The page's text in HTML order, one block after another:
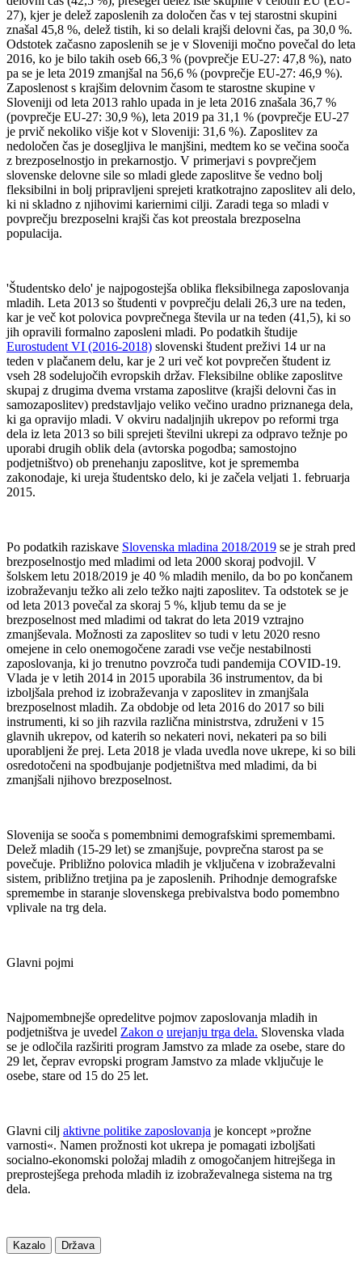
27), kjer je delež zaposlenih za določen čas v tej starostni skupini
znašal 45,8 %, delež tistih, ki so delali krajši delovni čas, pa 30,0 %.
Odstotek začasno zaposlenih se je v Sloveniji močno povečal do leta
2016, ko je bilo takih oseb 66,3 % (povprečje EU-27: 47,8 %), nato
pa se je leta 2019 zmanjšal na 56,6 % (povprečje EU-27: 46,9 %).
Zaposlenost s krajšim delovnim časom te starostne skupine v
Sloveniji od leta 2013 rahlo upada in je leta 2016 znašala 36,7 %
(povprečje EU-27: 30,9 %), leta 2019 pa 31,1 % (povprečje EU-27
je prvič nekoliko višje kot v Sloveniji: 31,6 %). Zaposlitev za
nedoločen čas je dosegljiva le manjšini, medtem ko se večina sooča
z brezposelnostjo in prekarnostjo. V primerjavi s povprečjem
slovenske delovne sile so mladi glede zaposlitve še vedno bolj
fleksibilni in bolj pripravljeni sprejeti kratkotrajno zaposlitev ali delo,
ki ni skladno z njihovimi kariernimi cilji. Zaradi tega so mladi v
povprečju brezposelni krajši čas kot preostala brezposelna
populacija.
'Študentsko delo' je najpogostejša oblika fleksibilnega zaposlovanja
mladih. Leta 2013 so študenti v povprečju delali 26,3 ure na teden,
kar je več kot polovica povprečnega števila ur na teden (41,5), ki so
jih opravili formalno zaposleni mladi. Po podatkih študije
Eurostudent VI (2016-2018) slovenski študent preživi 14 ur na
teden v plačanem delu, kar je 2 uri več kot povprečen študent iz
vseh 28 sodelujočih evropskih držav. Fleksibilne oblike zaposlitve
skupaj z drugima dvema vrstama zaposlitve (krajši delovni čas in
samozaposlitev) predstavljajo veliko večino uradno priznanega dela,
ki ga opravijo mladi. V okviru nadaljnjih ukrepov po reformi trga
dela iz leta 2013 so bili sprejeti številni ukrepi za odpravo težnje po
uporabi drugih oblik dela (avtorska pogodba; samostojno
podjetništvo) ob prenehanju zaposlitve, kot je sprememba
zakonodaje, ki ureja študentsko delo, ki je začela veljati 1. februarja
2015.
Po podatkih raziskave Slovenska mladina 2018/2019 se je strah pred
brezposelnostjo med mladimi od leta 2000 skoraj podvojil. V
šolskem letu 2018/2019 je 40 % mladih menilo, da bo po končanem
izobraževanju težko ali zelo težko najti zaposlitev. Ta odstotek se je
od leta 2013 povečal za skoraj 5 %, kljub temu da se je
brezposelnost med mladimi od takrat do leta 2019 vztrajno
zmanjševala. Možnosti za zaposlitev so tudi v letu 2020 resno
omejene in celo onemogočene zaradi vse večje nestabilnosti
zaposlovanja, ki jo trenutno povzroča tudi pandemija COVID-19.
Vlada je v letih 2014 in 2015 uporabila 36 instrumentov, da bi
izboljšala prehod iz izobraževanja v zaposlitev in zmanjšala
brezposelnost mladih. Za obdobje od leta 2016 do 2017 so bili
instrumenti, ki so jih razvila različna ministrstva, združeni v 15
glavnih ukrepov, od katerih so nekateri novi, nekateri pa so bili
uporabljeni že prej. Leta 2018 je vlada uvedla nove ukrepe, ki so bili
osredotočeni na spodbujanje podjetništva med mladimi, da bi
zmanjšali njihovo brezposelnost.
Slovenija se sooča s pomembnimi demografskimi spremembami.
Delež mladih (15-29 let) se zmanjšuje, povprečna starost pa se
povečuje. Približno polovica mladih je vključena v izobraževalni
sistem, približno tretjina pa je zaposlenih. Prihodnje demografske
spremembe in staranje slovenskega prebivalstva bodo pomembno
vplivale na trg dela.
Glavni pojmi
Najpomembnejše opredelitve pojmov zaposlovanja mladih in
podjetništva je uvedel Zakon o urejanju trga dela. Slovenska vlada
se je odločila razširiti program Jamstvo za mlade za osebe, stare do
29 let, čeprav evropski program Jamstvo za mlade vključuje le
osebe, stare od 15 do 25 let.
Glavni cilj aktivne politike zaposlovanja je koncept »prožne
varnosti«. Namen prožnosti kot ukrepa je pomagati izboljšati
socialno-ekonomski položaj mladih z omogočanjem hitrejšega in
preprostejšega prehoda mladih iz izobraževalnega sistema na trg
dela.
Kazalo Država